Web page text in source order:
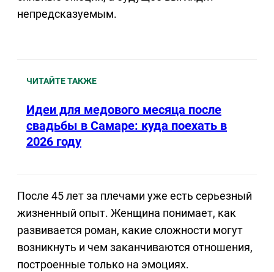
непредсказуемым.
ЧИТАЙТЕ ТАКЖЕ
Идеи для медового месяца после
свадьбы в Самаре: куда поехать в
2026 году
После 45 лет за плечами уже есть серьезный
жизненный опыт. Женщина понимает, как
развивается роман, какие сложности могут
возникнуть и чем заканчиваются отношения,
построенные только на эмоциях.